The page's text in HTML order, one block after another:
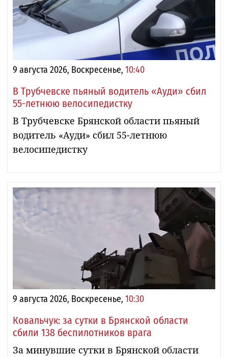
9 августа 2026, Воскресенье, 10:40
В Трубчевске пьяный водитель «Ауди» сбил
55-летнюю велосипедистку
В Трубчевске Брянской области пьяный
водитель «Ауди» сбил 55-летнюю
велосипедистку
9 августа 2026, Воскресенье, 10:30
Ковальчук: за сутки в Брянской области
сбили 138 беспилотников врага
За минувшие сутки в Брянской области